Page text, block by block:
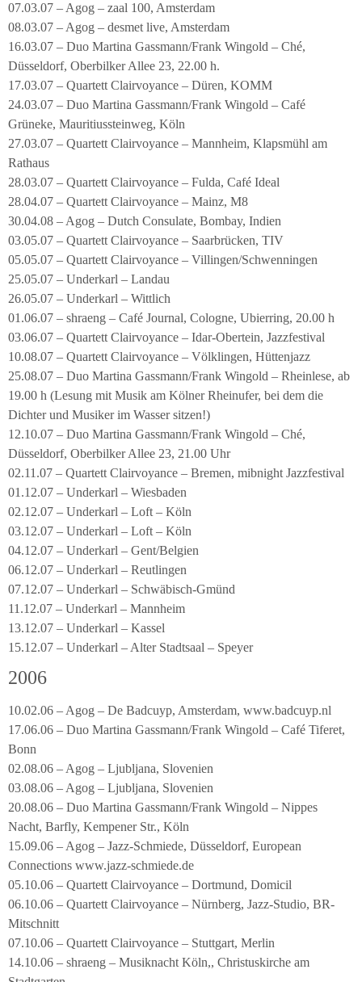
07.03.07 – Agog – zaal 100, Amsterdam
08.03.07 – Agog – desmet live, Amsterdam
16.03.07 – Duo Martina Gassmann/Frank Wingold – Ché,
Düsseldorf, Oberbilker Allee 23, 22.00 h.
17.03.07 – Quartett Clairvoyance – Düren, KOMM
24.03.07 – Duo Martina Gassmann/Frank Wingold – Café
Grüneke, Mauritiussteinweg, Köln
27.03.07 – Quartett Clairvoyance – Mannheim, Klapsmühl am
Rathaus
28.03.07 – Quartett Clairvoyance – Fulda, Café Ideal
28.04.07 – Quartett Clairvoyance – Mainz, M8
30.04.08 – Agog – Dutch Consulate, Bombay, Indien
03.05.07 – Quartett Clairvoyance – Saarbrücken, TIV
05.05.07 – Quartett Clairvoyance – Villingen/Schwenningen
25.05.07 – Underkarl – Landau
26.05.07 – Underkarl – Wittlich
01.06.07 – shraeng – Café Journal, Cologne, Ubierring, 20.00 h
03.06.07 – Quartett Clairvoyance – Idar-Obertein, Jazzfestival
10.08.07 – Quartett Clairvoyance – Völklingen, Hüttenjazz
25.08.07 – Duo Martina Gassmann/Frank Wingold – Rheinlese, ab
19.00 h (Lesung mit Musik am Kölner Rheinufer, bei dem die
Dichter und Musiker im Wasser sitzen!)
12.10.07 – Duo Martina Gassmann/Frank Wingold – Ché,
Düsseldorf, Oberbilker Allee 23, 21.00 Uhr
02.11.07 – Quartett Clairvoyance – Bremen, mibnight Jazzfestival
01.12.07 – Underkarl – Wiesbaden
02.12.07 – Underkarl – Loft – Köln
03.12.07 – Underkarl – Loft – Köln
04.12.07 – Underkarl – Gent/Belgien
06.12.07 – Underkarl – Reutlingen
07.12.07 – Underkarl – Schwäbisch-Gmünd
11.12.07 – Underkarl – Mannheim
13.12.07 – Underkarl – Kassel
15.12.07 – Underkarl – Alter Stadtsaal – Speyer
2006
10.02.06 – Agog – De Badcuyp, Amsterdam, www.badcuyp.nl
17.06.06 – Duo Martina Gassmann/Frank Wingold – Café Tiferet,
Bonn
02.08.06 – Agog – Ljubljana, Slovenien
03.08.06 – Agog – Ljubljana, Slovenien
20.08.06 – Duo Martina Gassmann/Frank Wingold – Nippes
Nacht, Barfly, Kempener Str., Köln
15.09.06 – Agog – Jazz-Schmiede, Düsseldorf, European
Connections www.jazz-schmiede.de
05.10.06 – Quartett Clairvoyance – Dortmund, Domicil
06.10.06 – Quartett Clairvoyance – Nürnberg, Jazz-Studio, BR-
Mitschnitt
07.10.06 – Quartett Clairvoyance – Stuttgart, Merlin
14.10.06 – shraeng – Musiknacht Köln,, Christuskirche am